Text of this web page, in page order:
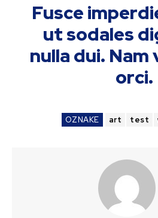
Fusce
ut sodales
nulla dui.
orci.
OZNAKE art test